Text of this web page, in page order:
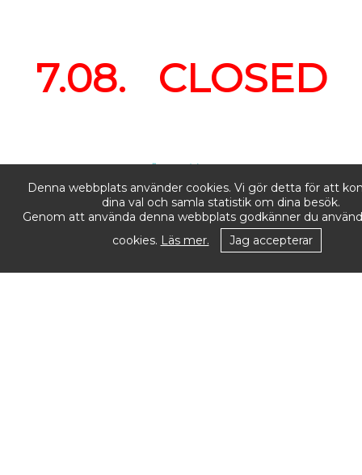
7.08. CLOSED
Öppettider:
Måndag–Fredag: 10.00–18.00Lördag–Söndag: Stängt
Denna webbplats använder cookies. Vi gör detta för att
dina val och samla statistik om dina besök.
Genom att använda denna webbplats godkänner du
cookies. Läs mer. Jag accepterar